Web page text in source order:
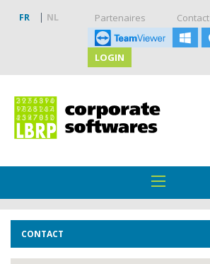
FR NL Partenaires Contact
LOGIN
CONTACT